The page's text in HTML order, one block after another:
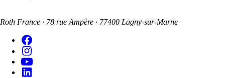
Roth France · 78 rue Ampère · 77400 Lagny-sur-Marne